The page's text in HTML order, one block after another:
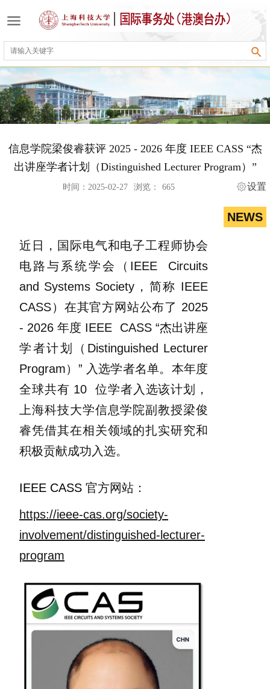
信息学院梁俊睿获评 2025 - 2026 年度 IEEE CASS “杰
出讲座学者计划（Distinguished Lecturer Program）”
时间：2025-02-27 浏览： 665 设置
近日，国际电气和电子工程师协会
电路与系统学会（IEEE Circuits
and Systems Society，简称 IEEE
CASS）在其官方网站公布了 2025
- 2026 年度 IEEE CASS “杰出讲座
学者计划（Distinguished Lecturer
Program）” 入选学者名单。本年度
全球共有 10 位学者入选该计划，
上海科技大学信息学院副教授梁俊
睿凭借其在相关领域的扎实研究和
积极贡献成功入选。
IEEE CASS 官方网站：
https://ieee-cas.org/society-
involvement/distinguished-lecturer-
program
NEWS